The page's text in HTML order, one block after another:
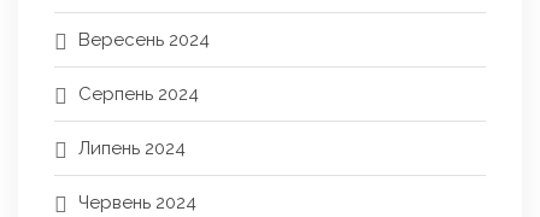
Вересень 2024
Серпень 2024
Липень 2024
Червень 2024